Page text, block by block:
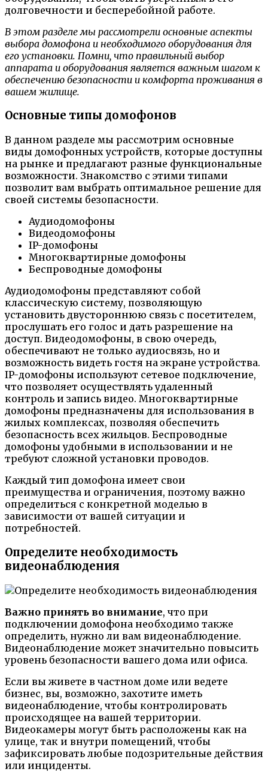
долговечности и бесперебойной работе.
В этом разделе мы рассмотрели основные аспекты
выбора домофона и необходимого оборудования для
его установки. Помни, что правильный выбор
аппарата и оборудования является важным шагом к
обеспечению безопасности и комфорта проживания в
вашем жилище.
Основные типы домофонов
В данном разделе мы рассмотрим основные
виды домофонных устройств, которые доступны
на рынке и предлагают разные функциональные
возможности. Знакомство с этими типами
позволит вам выбрать оптимальное решение для
своей системы безопасности.
Аудиодомофоны
Видеодомофоны
IP-домофоны
Многоквартирные домофоны
Беспроводные домофоны
Аудиодомофоны представляют собой
классическую систему, позволяющую
установить двустороннюю связь с посетителем,
прослушать его голос и дать разрешение на
доступ. Видеодомофоны, в свою очередь,
обеспечивают не только аудиосвязь, но и
возможность видеть гостя на экране устройства.
IP-домофоны используют сетевое подключение,
что позволяет осуществлять удаленный
контроль и запись видео. Многоквартирные
домофоны предназначены для использования в
жилых комплексах, позволяя обеспечить
безопасность всех жильцов. Беспроводные
домофоны удобными в использовании и не
требуют сложной установки проводов.
Каждый тип домофона имеет свои
преимущества и ограничения, поэтому важно
определиться с конкретной моделью в
зависимости от вашей ситуации и
потребностей.
Определите необходимость
видеонаблюдения
Важно принять во внимание, что при
подключении домофона необходимо также
определить, нужно ли вам видеонаблюдение.
Видеонаблюдение может значительно повысить
уровень безопасности вашего дома или офиса.
Если вы живете в частном доме или ведете
бизнес, вы, возможно, захотите иметь
видеонаблюдение, чтобы контролировать
происходящее на вашей территории.
Видеокамеры могут быть расположены как на
улице, так и внутри помещений, чтобы
зафиксировать любые подозрительные действия
или инциденты.